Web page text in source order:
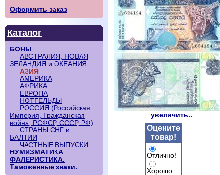
Оформить заказ
Каталог
БОНЫ
АВСТРАЛИЯ, НОВАЯ
ЗЕЛАНДИЯ и ОКЕАНИЯ
АЗИЯ
АМЕРИКА
АФРИКА
ЕВРОПА
НОТГЕЛЬДЫ
РОССИЯ (Российская
Империя, Гражданская
война, РСФСР, СССР, РФ)
СТРАНЫ СНГ и
БАЛТИИ
ЧАСТНЫЕ ВЫПУСКИ
НУМИЗМАТИКА
ФАЛЕРИСТИКА.
Таможенные знаки.
увеличить...
Оцените
товар!
Отлично!
Хорошо